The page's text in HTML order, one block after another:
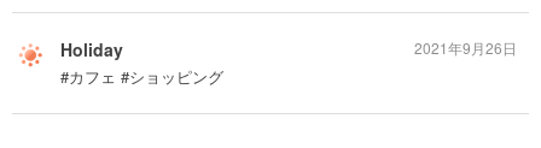
Holiday
#カフェ #ショッピング
2021年9月26日